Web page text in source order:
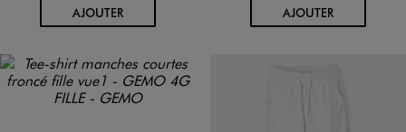
AJOUTERAU PANIER AJOUTERAU PANIER